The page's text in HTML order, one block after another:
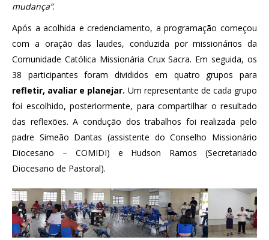
mudança”.
Após a acolhida e credenciamento, a programação começou
com a oração das laudes, conduzida por missionários da
Comunidade Católica Missionária Crux Sacra. Em seguida, os
38 participantes foram divididos em quatro grupos para
refletir, avaliar e planejar. Um representante de cada grupo
foi escolhido, posteriormente, para compartilhar o resultado
das reflexões. A condução dos trabalhos foi realizada pelo
padre Simeão Dantas (assistente do Conselho Missionário
Diocesano – COMIDI) e Hudson Ramos (Secretariado
Diocesano de Pastoral).